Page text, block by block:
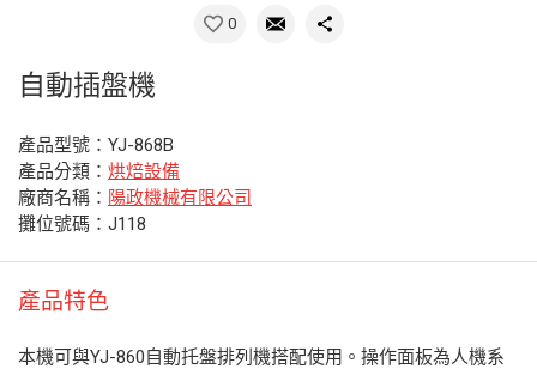
0
自動插盤機
產品型號：YJ-868B
產品分類： 烘焙設備
廠商名稱： 陽政機械有限公司
攤位號碼：J118
產品特色
本機可與YJ-860自動托盤排列機搭配使用。操作面板為人機系